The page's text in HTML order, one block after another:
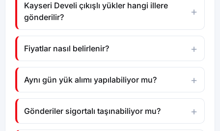
Kayseri Develi çıkışlı yükler hangi illere
gönderilir?
Fiyatlar nasıl belirlenir?
Aynı gün yük alımı yapılabiliyor mu?
Gönderiler sigortalı taşınabiliyor mu?